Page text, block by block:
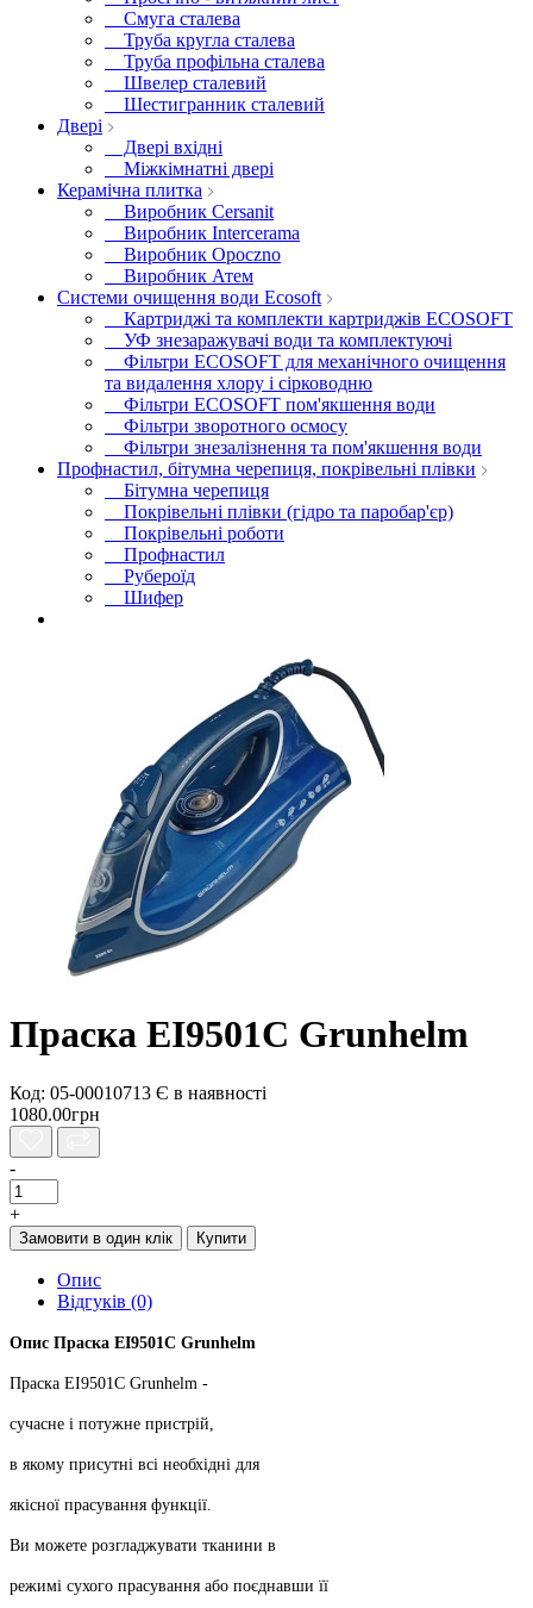
Смуга сталева
Труба кругла сталева
Труба профільна сталева
Швелер сталевий
Шестигранник сталевий
Двері
Двері вхідні
Міжкімнатні двері
Керамічна плитка
Виробник Cersanit
Виробник Intercerama
Виробник Opoczno
Виробник Атем
Системи очищення води Ecosoft
Картриджі та комплекти картриджів ECOSOFT
УФ знезаражувачі води та комплектуючі
Фільтри ECOSOFT для механічного очищення
та видалення хлору і сірководню
Фільтри ECOSOFT пом'якшення води
Фільтри зворотного осмосу
Фільтри знезалізнення та пом'якшення води
Профнастил, бітумна черепиця, покрівельні плівки
Бітумна черепиця
Покрівельні плівки (гідро та паробар'єр)
Покрівельні роботи
Профнастил
Рубероїд
Шифер
Праска EI9501С Grunhelm
Код: 05-00010713 Є в наявності
1080.00грн
-
+
Замовити в один клік Купити
Опис
Відгуків (0)
Опис Праска EI9501С Grunhelm
Праска EI9501С Grunhelm -
сучасне і потужне пристрій,
в якому присутні всі необхідні для
якісної прасування функції.
Ви можете розгладжувати тканини в
режимі сухого прасування або поєднавши її